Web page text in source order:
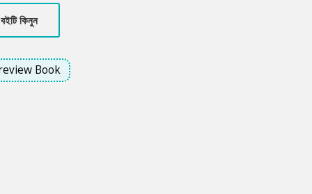
বুলির। বুলি যখন বাসায় ঢুকতো, আহ্, অলি যে
জড়িয়ে ধরতো বুলির।
বইটি কিনুন
Book